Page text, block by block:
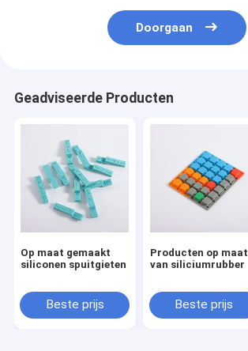
Doorgaan
Geadviseerde Producten
Op maat gemaakt
siliconen spuitgieten
Beste prijs
Producten op maat
van siliciumrubber
Beste prijs